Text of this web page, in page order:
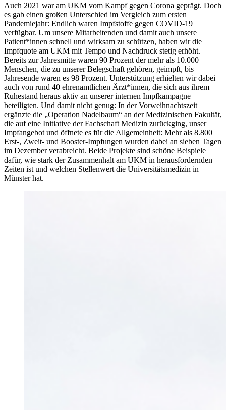
Auch 2021 war am UKM vom Kampf gegen Corona geprägt. Doch
es gab einen großen Unterschied im Vergleich zum ersten
Pandemiejahr: Endlich waren Impfstoffe gegen COVID-19
verfügbar. Um unsere Mitarbeitenden und damit auch unsere
Patient*innen schnell und wirksam zu schützen, haben wir die
Impfquote am UKM mit Tempo und Nachdruck stetig erhöht.
Bereits zur Jahresmitte waren 90 Prozent der mehr als 10.000
Menschen, die zu unserer Belegschaft gehören, geimpft, bis
Jahresende waren es 98 Prozent. Unterstützung erhielten wir dabei
auch von rund 40 ehrenamtlichen Ärzt*innen, die sich aus ihrem
Ruhestand heraus aktiv an unserer internen Impfkampagne
beteiligten. Und damit nicht genug: In der Vorweihnachtszeit
ergänzte die „Operation Nadelbaum“ an der Medizinischen Fakultät,
die auf eine Initiative der Fachschaft Medizin zurückging, unser
Impfangebot und öffnete es für die Allgemeinheit: Mehr als 8.800
Erst-, Zweit- und Booster-Impfungen wurden dabei an sieben Tagen
im Dezember verabreicht. Beide Projekte sind schöne Beispiele
dafür, wie stark der Zusammenhalt am UKM in herausfordernden
Zeiten ist und welchen Stellenwert die Universitätsmedizin in
Münster hat.